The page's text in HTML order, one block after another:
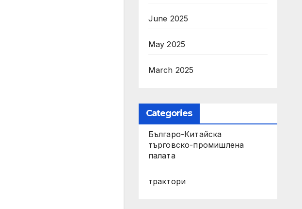
June 2025
May 2025
March 2025
Categories
Българо-Китайска
търговско-промишлена
палата
трактори